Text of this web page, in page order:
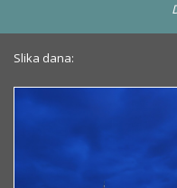
Slika dana: